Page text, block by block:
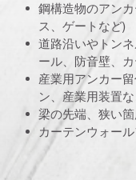
鋼構造物のアン
ス、ゲートなど)
道路沿いやトン
ール、防音壁、
産業用アンカー
ン、産業用装置な
梁の先端、狭い
カーテンウォー